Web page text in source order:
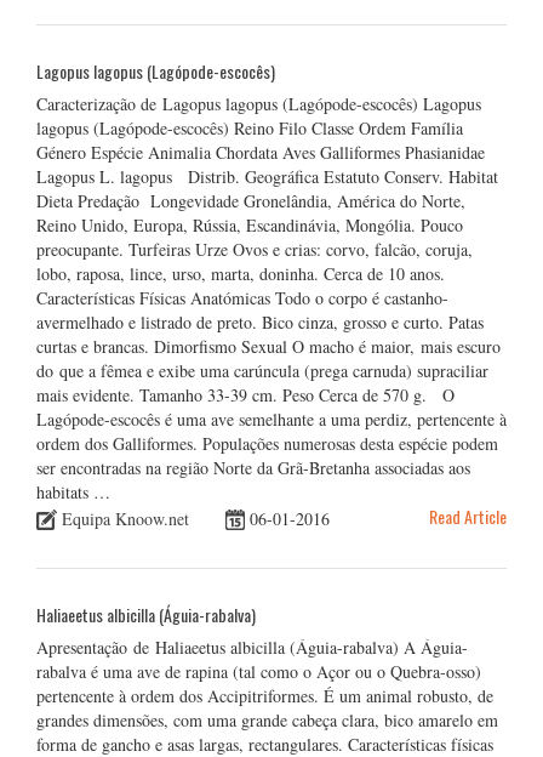
Lagopus lagopus (Lagópode-escocês)
Caracterização de Lagopus lagopus (Lagópode-escocês) Lagopus
lagopus (Lagópode-escocês) Reino Filo Classe Ordem Família
Género Espécie Animalia Chordata Aves Galliformes Phasianidae
Lagopus L. lagopus Distrib. Geográfica Estatuto Conserv. Habitat
Dieta Predação Longevidade Gronelândia, América do Norte,
Reino Unido, Europa, Rússia, Escandinávia, Mongólia. Pouco
preocupante. Turfeiras Urze Ovos e crias: corvo, falcão, coruja,
lobo, raposa, lince, urso, marta, doninha. Cerca de 10 anos.
Características Físicas Anatómicas Todo o corpo é castanho-
avermelhado e listrado de preto. Bico cinza, grosso e curto. Patas
curtas e brancas. Dimorfismo Sexual O macho é maior, mais escuro
do que a fêmea e exibe uma carúncula (prega carnuda) supraciliar
mais evidente. Tamanho 33-39 cm. Peso Cerca de 570 g. O
Lagópode-escocês é uma ave semelhante a uma perdiz, pertencente à
ordem dos Galliformes. Populações numerosas desta espécie podem
ser encontradas na região Norte da Grã-Bretanha associadas aos
habitats …
Equipa Knoow.net
06-01-2016 Read Article
Haliaeetus albicilla (Águia-rabalva)
Apresentação de Haliaeetus albicilla (Águia-rabalva) A Águia-
rabalva é uma ave de rapina (tal como o Açor ou o Quebra-osso)
pertencente à ordem dos Accipitriformes. É um animal robusto, de
grandes dimensões, com uma grande cabeça clara, bico amarelo em
forma de gancho e asas largas, rectangulares. Características físicas